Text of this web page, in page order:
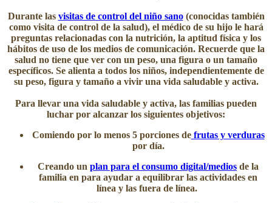
Durante las visitas de control del niño sano(conocidas también
como visita de control de la salud), el médico de su hijo le hará
preguntas relacionadas con la nutrición, la aptitud física y los
hábitos de uso de los medios de comunicación. Recuerde que la
salud no tiene que ver con un peso, una figura o un tamaño
específicos. Se alienta a todos los niños, independientemente de
su peso, figura y tamaño a vivir una vida saludable y activa.
​Para llevar una vida saludable y activa, las familias pueden
luchar por alcanzar los siguientes objetivos:​​
Comiendo por lo menos 5 porciones defrutas y verduras
por día.
Creando un plan para el consumo digital/medios de la
familia en para ayudar a equilibrar las actividades en
línea y las fuera de línea. ​​